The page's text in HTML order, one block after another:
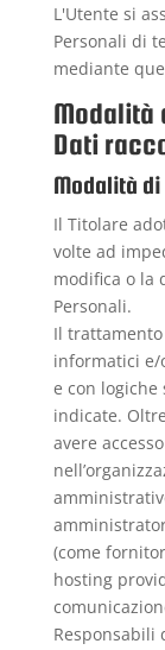
L'Utente si
Personali di
mediante
Modalità
Dati
Modalità
Il Titolare
volte ad
modifica o la
Personali.
Il
informatici e/
e con
indicate.
avere
(come
hosting
Responsabili